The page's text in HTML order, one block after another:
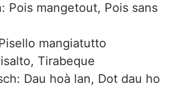
Pois mangetout, Pois sans
mangiatutto
Tirabeque
Dau hoà lan, Dot dau ho